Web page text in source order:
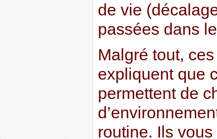
de vie
passées dans
Malgré tout,
expliquent que
permettent de
routine. Ils